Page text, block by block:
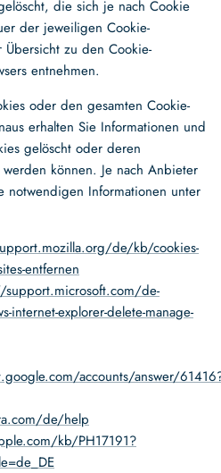
die sich je nach Cookie
der jeweiligen Cookie-
zu den Cookie-
entnehmen.
oder den gesamten Cookie-
erhalten Sie Informationen und
gelöscht oder deren
können. Je nach Anbieter
notwendigen Informationen unter
de/kb/cookies-
entfernen
de-
explorer-delete-manage-
accounts/answer/
de/help
kb/PH17191?